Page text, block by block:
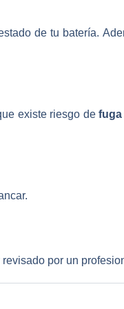
de tu batería.
existe riesgo de fuga
por un